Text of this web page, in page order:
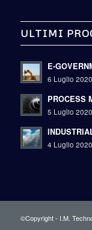
ULTIMI
E-
6 Luglio
PROCESS
5 Luglio
4 Luglio
©Copyright - I.M.